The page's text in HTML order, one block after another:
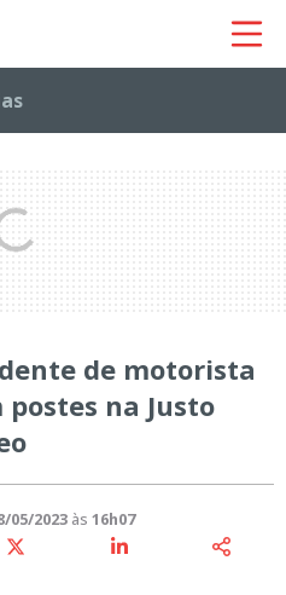
de motorista
postes na Justo
05/2023às 16h07